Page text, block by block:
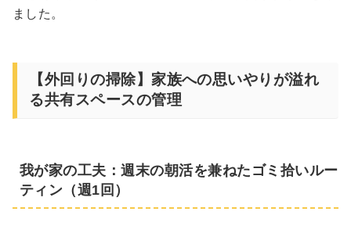
ました。
【外回りの掃除】家族への思いやりが溢れ
る共有スペースの管理
我が家の工夫：週末の朝活を兼ねたゴミ拾いルー
ティン（週1回）